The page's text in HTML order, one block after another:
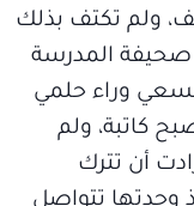
ولم تكتف بذلك
صحيفة المدرسة
وراء حلمي
كاتبة، ولم
أن تترك
وجدتها تتواصل